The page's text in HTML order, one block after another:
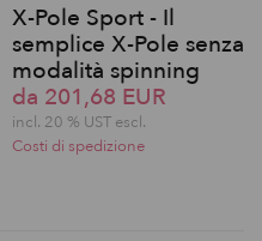
X-Pole Sport - Il
semplice X-Pole senza
modalità spinning
da 201,68 EUR
incl. 20 % UST escl.
Costi di spedizione